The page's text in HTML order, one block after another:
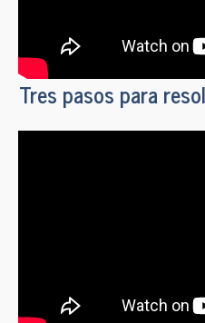
Tres pasos para